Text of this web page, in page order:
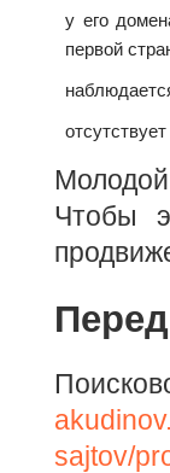
у его
первой
Чтобы
sajtov/